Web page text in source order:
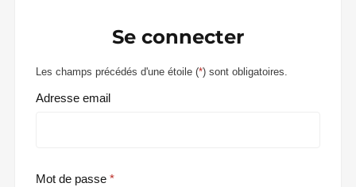
Se connecter
Les champs précédés d'une étoile (*) sont obligatoires.
Adresse email
Mot de passe